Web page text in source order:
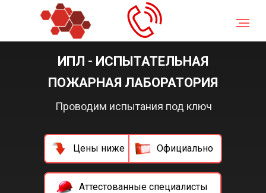
/ ИПЛ - Испытательная пожарная лаборатория
Цены ниже Официально
ИПЛ - ИСПЫТАТЕЛЬНАЯ
ПОЖАРНАЯ ЛАБОРАТОРИЯ
Аттестованные специалисты
Проводим испытания под ключ